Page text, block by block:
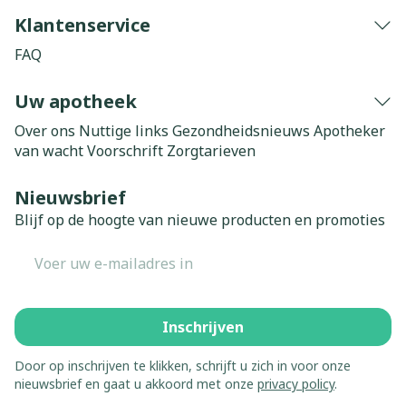
Klantenservice
FAQ
Uw apotheek
Over ons Nuttige links Gezondheidsnieuws Apotheker
van wachtVoorschrift Zorgtarieven
Nieuwsbrief
Blijf op de hoogte van nieuwe producten en promoties
Inschrijven
Door op inschrijven te klikken, schrijft u zich in voor onze
nieuwsbrief en gaat u akkoord met onze privacy policy.